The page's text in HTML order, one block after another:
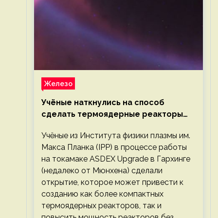
Железо
Учёные наткнулись на способ
сделать термоядерные реакторы
Учёные из Института физики плазмы им.
Макса Планка (IPP) в процессе работы
на токамаке ASDEX Upgrade в Гархинге
(недалеко от Мюнхена) сделали
открытие, которое может привести к
созданию как более компактных
термоядерных реакторов, так и